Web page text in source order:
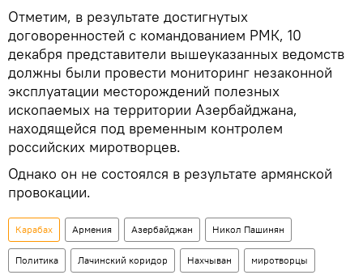
Отметим, в результате достигнутых
договоренностей с командованием РМК, 10
декабря представители вышеуказанных ведомств
должны были провести мониторинг незаконной
эксплуатации месторождений полезных
ископаемых на территории Азербайджана,
находящейся под временным контролем
российских миротворцев.
Однако он не состоялся в результате армянской
провокации.
Карабах Армения Азербайджан Никол Пашинян
Политика Лачинский коридор Нахчыван миротворцы